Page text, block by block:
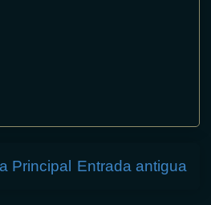
Entrada antigua
Principal